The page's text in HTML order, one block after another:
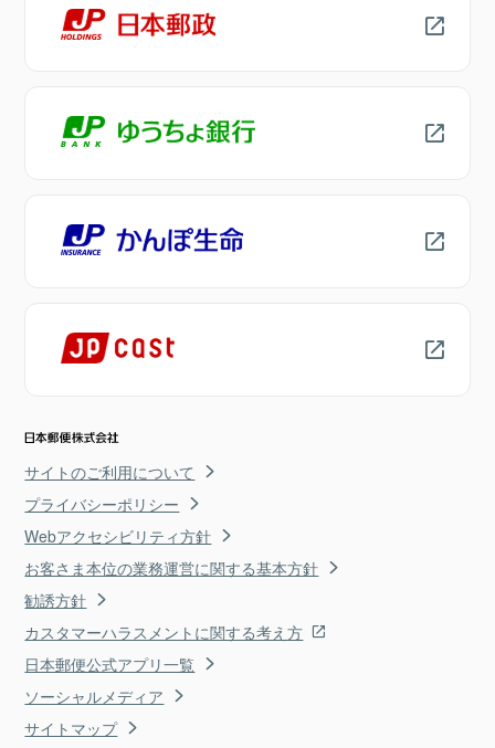
サイトのご利用について
プライバシーポリシー
Webアクセシビリティ方針
お客さま本位の業務運営に関する基本方針
勧誘方針
カスタマーハラスメントに関する考え方
日本郵便公式アプリ一覧
ソーシャルメディア
サイトマップ